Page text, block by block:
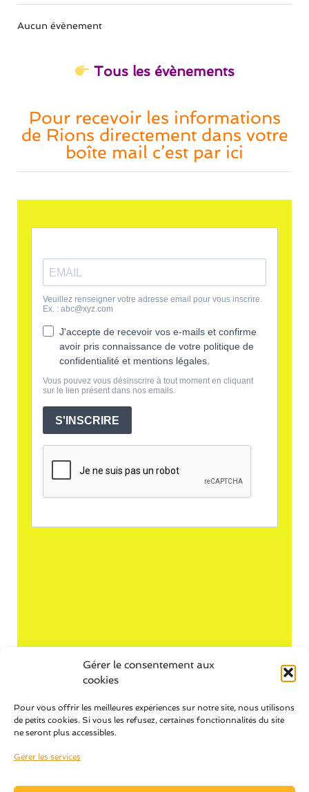
Gérer le consentement aux
cookies
Pour vous offrir les meilleures expériences sur notre site, nous utilisons
de petits cookies. Si vous les refusez, certaines fonctionnalités du site
ne seront plus accessibles.
Gérer les services
Aucun évènement
Tous les évènements
Pour recevoir les informations
de Rions directement dans votre
boîte mail c’est par ici